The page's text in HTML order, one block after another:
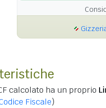
calcolato ha un proprio
Fiscale)